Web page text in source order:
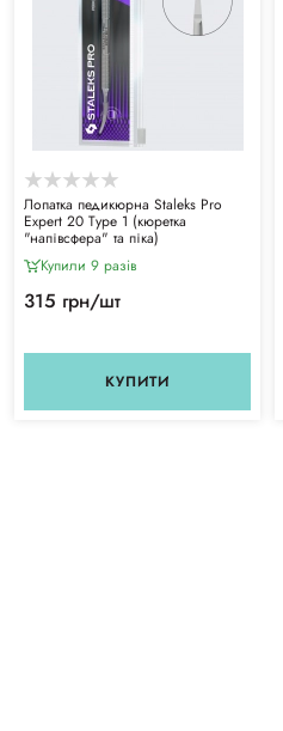
Лопатка педикюрна Staleks Pro
Expert 20 Type 1 (кюретка
"напівсфера" та піка)
Купили 9 разiв
315 грн/шт
КУПИТИ